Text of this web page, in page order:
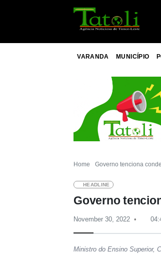
VARANDA MUNICÍPIO
Home Governo tenciona
HEADLINE
Governo
November 30, 2022
Ministro do Ensino Superior,